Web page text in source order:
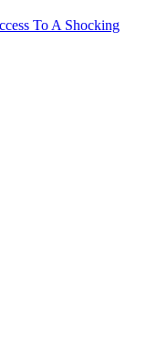
To A Shocking